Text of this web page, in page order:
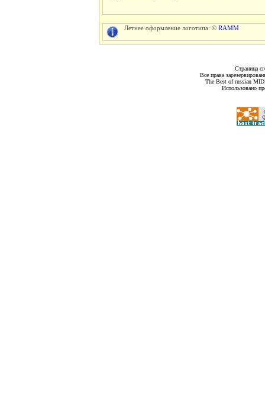
Летнее оформление логотипа: © RAMM
Страница
Все права
The Best of russian
Использовано